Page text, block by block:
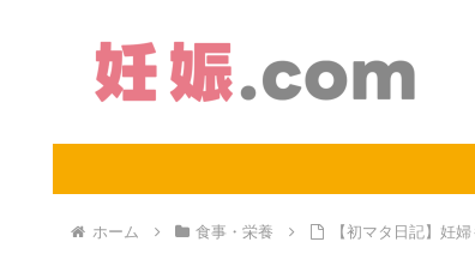
ホーム 食事・栄養 【初マタ日記】妊